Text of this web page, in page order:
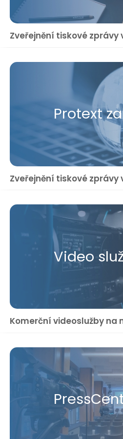
Zveřejnění tiskové zprávy
Protext
Zveřejnění tiskové zprávy
Video
Komerční videoslužby na